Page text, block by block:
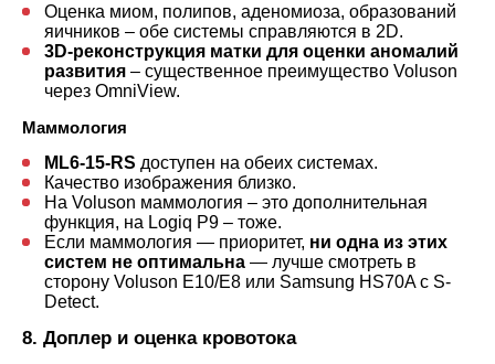
Оценка миом, полипов, аденомиоза, образований
яичников – обе системы справляются в 2D.
3D-реконструкция матки для оценки аномалий
развития – существенное преимущество Voluson
через OmniView.
Маммология
ML6-15-RS доступен на обеих системах.
Качество изображения близко.
На Voluson маммология – это дополнительная
функция, на Logiq P9 – тоже.
Если маммология — приоритет, ни одна из этих
систем не оптимальна — лучше смотреть в
сторону Voluson E10/E8 или Samsung HS70A с S-
Detect.
8. Доплер и оценка кровотока